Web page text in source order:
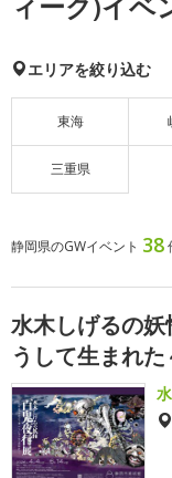
エリアを絞り込む
東海
三重県
静岡県のGWイベント 38
水木しげるの
うして生まれ